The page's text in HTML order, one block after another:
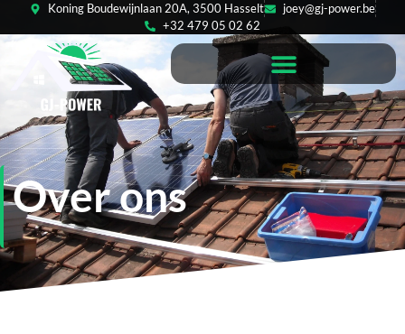
Koning Boudewijnlaan 20A, 3500 Hasselt
joey@gj-power.be
+32 479 05 02 62
Over ons